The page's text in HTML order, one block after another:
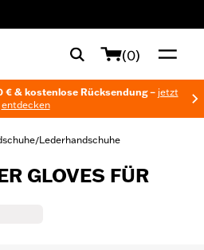
(0)
€ & kostenlose Rücksendung – jetzt
entdecken
/Lederhandschuhe
GLOVES FÜR